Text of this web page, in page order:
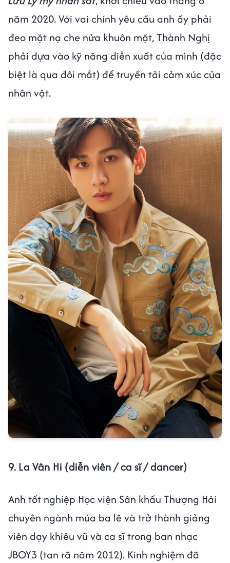
năm 2020. Với vai chính yêu cầu anh ấy phải
đeo mặt nạ che nửa khuôn mặt, Thành Nghị
phải dựa vào kỹ năng diễn xuất của mình (đặc
biệt là qua đôi mắt) để truyền tải cảm xúc của
nhân vật.
9. La Vân Hi (diễn viên / ca sĩ / dancer)
Anh tốt nghiệp Học viện Sân khấu Thượng Hải
chuyên ngành múa ba lê và trở thành giảng
viên dạy khiêu vũ và ca sĩ trong ban nhạc
JBOY3 (tan rã năm 2012). Kinh nghiệm đã